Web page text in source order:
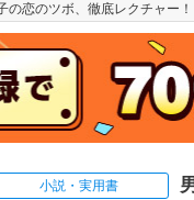
の恋のツボ、徹底レクチャー！
小説・実用書